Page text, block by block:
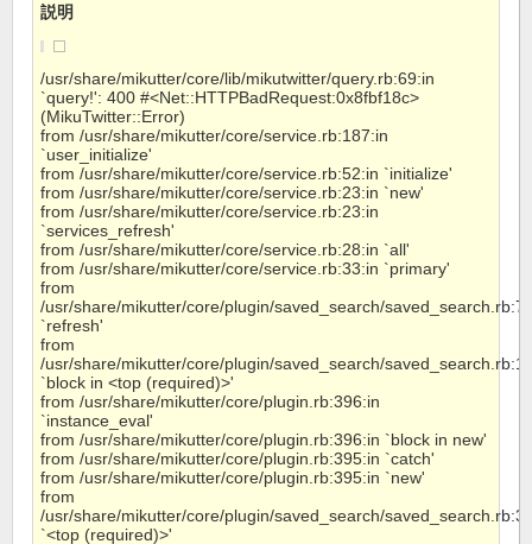
説明
/usr/share/mikutter/core/lib/mikutwitter/query.rb:69:in
`query!': 400 #<Net::HTTPBadRequest:0x8fbf18c>
(MikuTwitter::Error)
from /usr/share/mikutter/core/service.rb:187:in
`user_initialize'
from /usr/share/mikutter/core/service.rb:52:in `initialize'
from /usr/share/mikutter/core/service.rb:23:in `new'
from /usr/share/mikutter/core/service.rb:23:in
`services_refresh'
from /usr/share/mikutter/core/service.rb:28:in `all'
from /usr/share/mikutter/core/service.rb:33:in `primary'
from
/usr/share/mikutter/core/plugin/saved_search/
`refresh'
from
/usr/share/mikutter/core/plugin/saved_search/
`block in <top (required)>'
from /usr/share/mikutter/core/plugin.rb:396:in
`instance_eval'
from /usr/share/mikutter/core/plugin.rb:396:in `block in new'
from /usr/share/mikutter/core/plugin.rb:395:in `catch'
from /usr/share/mikutter/core/plugin.rb:395:in `new'
from
/usr/share/mikutter/core/plugin/saved_search/
`<top (required)>'